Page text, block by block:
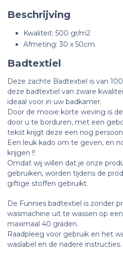
Beschrijving
Kwaliteit: 500 gr/m2
Afmeting: 30 x 50cm.
Badtextiel
Deze zachte Badtextiel is van
deze badtextiel van zware
ideaal voor in uw badkamer.
Door de mooie korte weving is
door u te borduren, met een
tekst krijgt deze een nog
Een leuk kado om te geven, en
krijgen !!
Omdat wij willen dat je onze
gebruiken, worden tijdens de
giftige stoffen gebruikt.
De Funnies badtextiel is zonder
wasmachine uit te wassen op
maximaal 40 graden.
Raadpleeg voor gebruik en het
waslabel en de nadere instructies.